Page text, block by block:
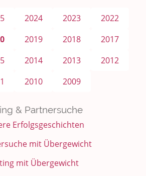
2024 2023
2022
2019 2018
2017
2014 2013
2012
2010 2009
& Partnersuche
Erfolgsgeschichten
mit Übergewicht
mit Übergewicht